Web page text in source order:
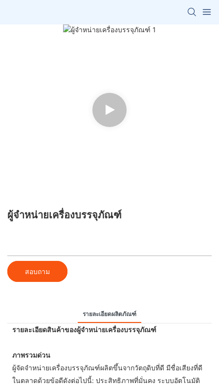
ผู้จำหน่ายเครื่องบรรจุภัณฑ์
สอบถาม
รายละเอียดผลิตภัณฑ์
รายละเอียดสินค้าของผู้จำหน่ายเครื่องบรรจุภัณฑ์
ภาพรวมด่วน
ผู้จัดจำหน่ายเครื่องบรรจุภัณฑ์ผลิตขึ้นจากวัตถุดิบที่ดี มีชื่อเสียงที่ดี
ในตลาดด้วยข้อดีดังต่อไปนี้: ประสิทธิภาพที่มั่นคง ระบบอัตโนมัติ